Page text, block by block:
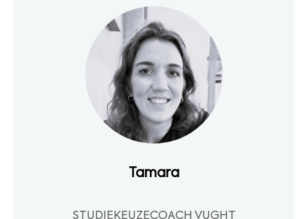
Tamara
STUDIEKEUZECOACH VUGHT